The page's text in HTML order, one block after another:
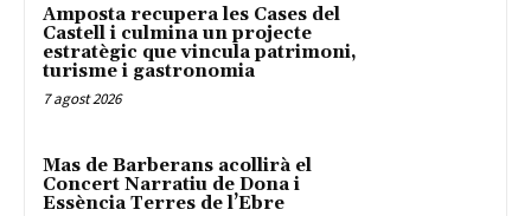
Amposta recupera les Cases del
Castell i culmina un projecte
estratègic que vincula patrimoni,
turisme i gastronomia
7 agost 2026
Mas de Barberans acollirà el
Concert Narratiu de Dona i
Essència Terres de l’Ebre